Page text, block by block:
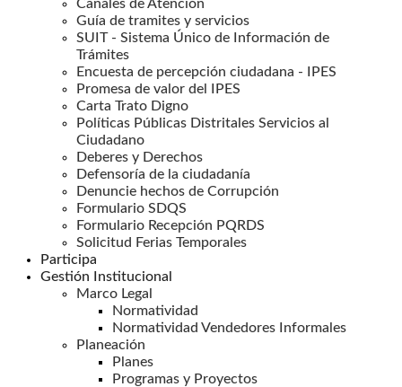
Canales de Atención
Guía de tramites y servicios
SUIT - Sistema Único de Información de
Trámites
Encuesta de percepción ciudadana - IPES
Promesa de valor del IPES
Carta Trato Digno
Políticas Públicas Distritales Servicios al
Ciudadano
Deberes y Derechos
Defensoría de la ciudadanía
Denuncie hechos de Corrupción
Formulario SDQS
Formulario Recepción PQRDS
Solicitud Ferias Temporales
Participa
Gestión Institucional
Marco Legal
Normatividad
Normatividad Vendedores Informales
Planeación
Planes
Programas y Proyectos